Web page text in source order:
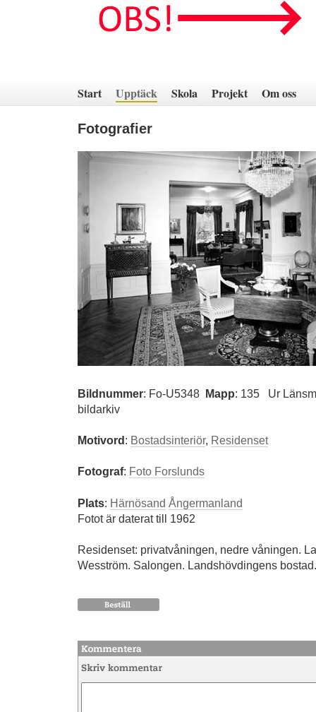
innehåll
Start Upptäck Skola Projekt Om oss
Fotografier
Bildnummer: Fo-U5348 Mapp: 135
Ur
bildarkiv
Motivord: Bostadsinteriör, Residenset
Fotograf: Foto Forslunds
Plats: Härnösand Ångermanland
Fotot är daterat till 1962
Residenset: privatvåningen, nedre våningen.
Wesström. Salongen. Landshövdingens bostad.